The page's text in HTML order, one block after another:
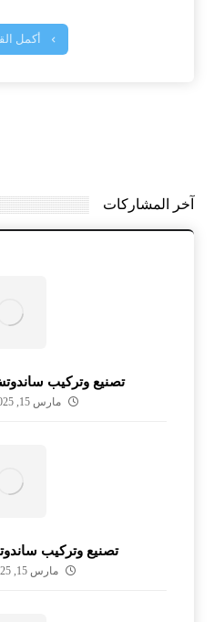
أكمل
آخر المشاركات
تصنيع وتركيب
مارس 15, 2025
تصنيع وتركيب
مارس 15, 2025